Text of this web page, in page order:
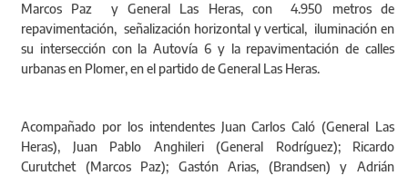
Marcos Paz y General Las Heras, con 4.950 metros de
repavimentación, señalización horizontal y vertical, iluminación en
su intersección con la Autovía 6 y la repavimentación de calles
urbanas en Plomer, en el partido de General Las Heras.
Acompañado por los intendentes Juan Carlos Caló (General Las
Heras), Juan Pablo Anghileri (General Rodríguez); Ricardo
Curutchet (Marcos Paz); Gastón Arias, (Brandsen) y Adrián